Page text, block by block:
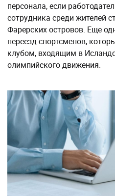
персонала, если
сотрудника среди жителей
Фарерских островов. Еще
переезд спортсменов,
клубом, входящим в
олимпийского движения.